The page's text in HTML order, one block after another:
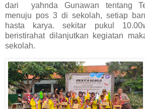
dari yahnda Gunawan tentang
menuju pos 3 di sekolah, setiap
hasta karya. sekitar pukul
beristirahat dilanjutkan kegiatan
sekolah.